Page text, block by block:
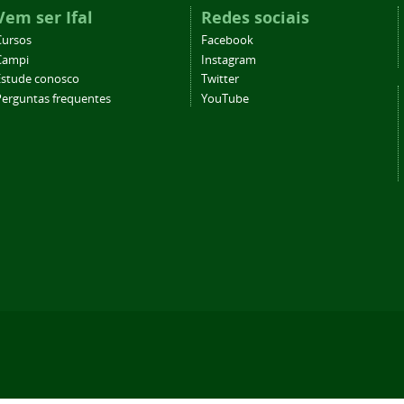
ser Ifal
conosco
frequentes
Redes sociais
Facebook
Instagram
Twitter
YouTube